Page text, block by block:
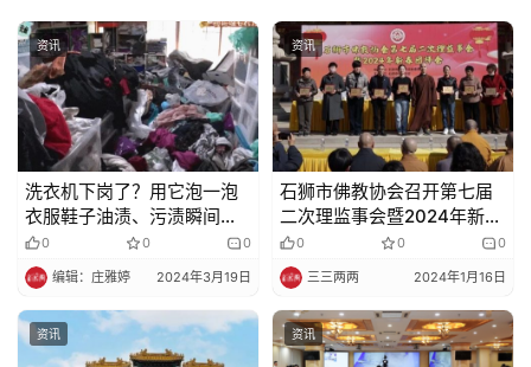
资讯
洗衣机下岗了？用它泡一泡
衣服鞋子油渍、污渍瞬间溶
解！比手洗还干净，省心省
力更省钱，用一次就爱上！
0 0 0
编辑：庄雅婷 2024年3月19日
资讯
石狮市佛教协会召开第七届
二次理监事会暨2024年新春
团拜会
0 0 0
三三两两 2024年1月16日
资讯 资讯